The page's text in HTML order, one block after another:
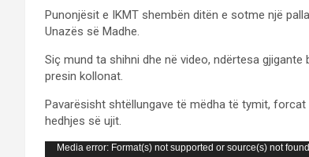
Punonjësit e IKMT shembën ditën e sotme një
Unazës së Madhe.
Siç mund ta shihni dhe në video, ndërtesa
presin kollonat.
Pavarësisht shtëllungave të mëdha të tymit,
hedhjes së ujit.
Video
Media error: Format(s) not supported or source(s) not found